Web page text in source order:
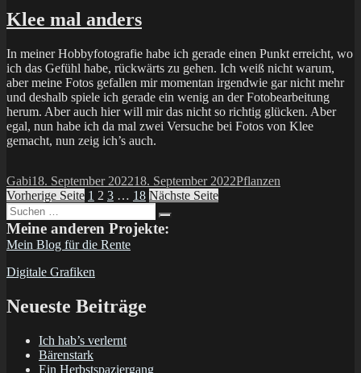
Klee mal anders
In meiner Hobbyfotografie habe ich gerade einen Punkt erreicht, wo
ich das Gefühl habe, rückwärts zu gehen. Ich weiß nicht warum,
aber meine Fotos gefallen mir momentan irgendwie gar nicht mehr
und deshalb spiele ich gerade ein wenig an der Fotobearbeitung
herum. Aber auch hier will mir das nicht so richtig glücken. Aber
egal, nun habe ich da mal zwei Versuche bei Fotos von Klee
gemacht, nun zeig ich’s auch.
Autor
GabiVeröffentlicht
am
18. September 202218. September 2022Kategorien
Pflanzen
Seitennummerierung
der
Beiträge
Vorherige Seite Seite
1 Seite
2 Seite
3 … Seite
18 Nächste Seite
Suchen
nach:
Meine anderen Projekte:
Mein Blog für die Rente
Digitale Grafiken
Neueste Beiträge
Ich hab’s verlernt
Bärenstark
Ein Herbstspaziergang